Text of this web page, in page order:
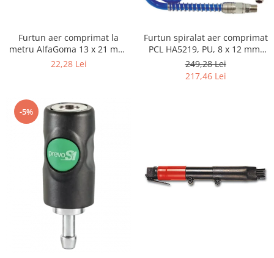
Chei pneumatice cu impact
Ciocane daltuitoare pneumatice
Clesti pneumatici
Curatatoare cu ace
Masini de filetat
Masini de insurubat cu clichet
Motoare pneumatice
Pistoale de umflat roti
Pistoale de vopsit
Polizoare drepte
Polizoare unghiulare pneumatice
Scule speciale
Furtun aer comprimat la
metru AlfaGoma 13 x 21 mm,
20 bar, rezistent la abraziune
22,28 Lei
Furtun spiralat aer comprimat
PCL HA5219, PU, 8 x 12 mm,
10 m, filet 1/4" BSP
249,28 Lei
217,46 Lei
-5%